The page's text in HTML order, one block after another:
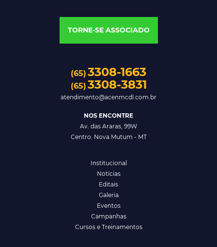
TORNE-SE ASSOCIADO
(65) 3308-1663
(65) 3308-3831
atendimento@acenmcdl.com.br
NOS ENCONTRE
Av. das Araras, 99W
Centro. Nova Mutum - MT
Institucional
Notícias
Editais
Galeria
Eventos
Campanhas
Cursos e Treinamentos